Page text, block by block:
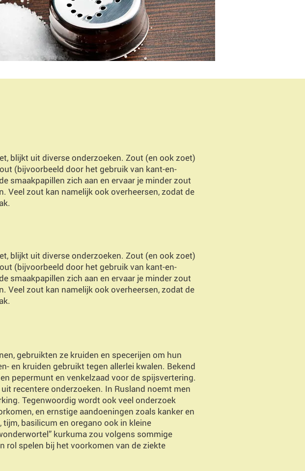
genoemd en verrijkt met ceylon kaneel. Door de
blijkt uit diverse onderzoeken. Zout (en ook zoet)
(bijvoorbeeld door het gebruik van kant-en-
smaakpapillen zich aan en ervaar je minder zout
Veel zout kan namelijk ook overheersen, zodat de
blijkt uit diverse onderzoeken. Zout (en ook zoet)
(bijvoorbeeld door het gebruik van kant-en-
smaakpapillen zich aan en ervaar je minder zout
Veel zout kan namelijk ook overheersen, zodat de
gebruikten ze kruiden en specerijen om hun
en kruiden gebruikt tegen allerlei kwalen. Bekend
pepermunt en venkelzaad voor de spijsvertering.
recentere onderzoeken. In Rusland noemt men
Tegenwoordig wordt ook veel onderzoek
en ernstige aandoeningen zoals kanker en
basilicum en oregano ook in kleine
kurkuma zou volgens sommige
rol spelen bij het voorkomen van de ziekte